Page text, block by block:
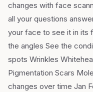
changes with face
all your questions
your face to see it in its
the angles See the
spots Wrinkles
Pigmentation Scars
changes over time Jan